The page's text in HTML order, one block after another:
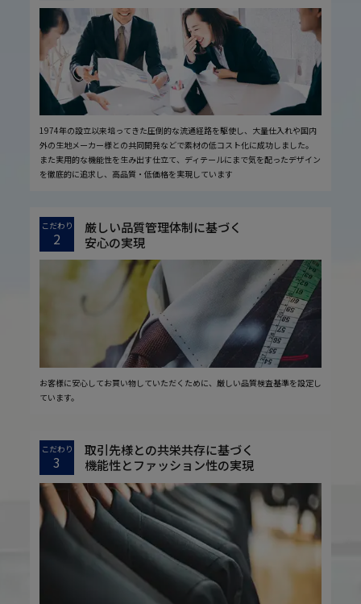
1974年の設立以来培ってきた圧倒的な流通経路を駆使し、大量仕入れや国内
外の生地メーカー様との共同開発などで素材の低コスト化に成功しました。
また実用的な機能性を生み出す仕立て、ディテールにまで気を配ったデザイン
を徹底的に追求し、高品質・低価格を実現しています
こだわり
2
厳しい品質管理体制に基づく
安心の実現
お客様に安心してお買い物していただくために、厳しい品質検査基準を設定し
ています。
こだわり
3
取引先様との共栄共存に基づく
機能性とファッション性の実現